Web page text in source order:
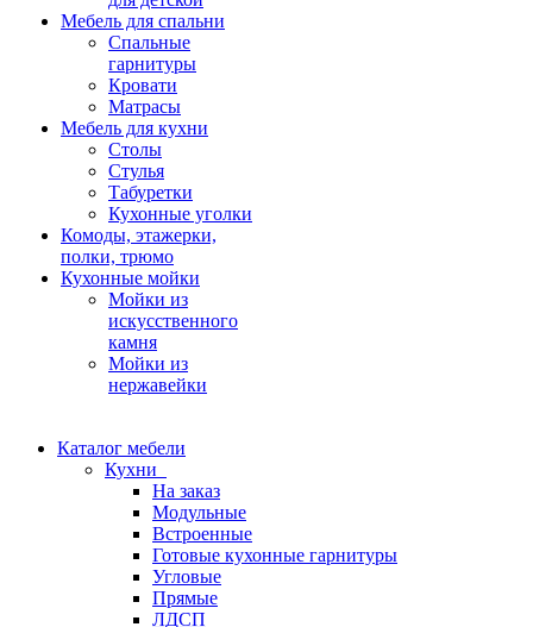
Мебель для спальни
Спальные
гарнитуры
Кровати
Матрасы
Мебель для кухни
Столы
Стулья
Табуретки
Кухонные уголки
Комоды, этажерки,
полки, трюмо
Кухонные мойки
Мойки из
искусственного
камня
Мойки из
нержавейки
Каталог мебели
Кухни
На заказ
Модульные
Встроенные
Готовые кухонные гарнитуры
Угловые
Прямые
ЛДСП